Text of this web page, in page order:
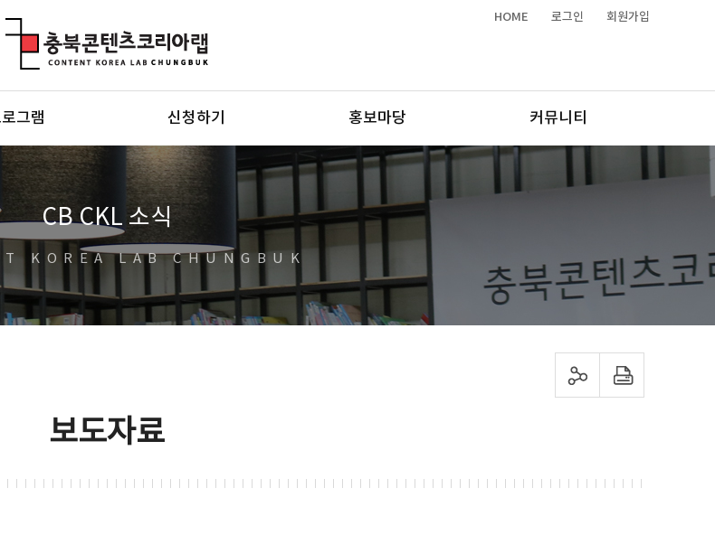
HOME 로그인 회원가입
그램 신청하기 홍보마당 커뮤니티
CB CKL 소식
KOREA LAB CHUNGBUK
sns 공유하기 프린트하기
보도자료